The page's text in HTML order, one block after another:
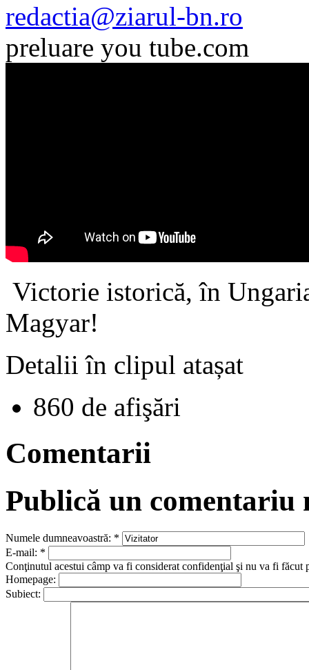
redactia@ziarul-bn.ro
preluare you tube.com
Victorie istorică, în
Magyar!
Detalii în clipul atașat
860 de afişări
Comentarii
Publică un comentariu
Numele dumneavoastră: *
E-mail: *
Conţinutul acestui câmp va fi considerat confidenţial şi nu va fi făcut
Homepage:
Subiect: